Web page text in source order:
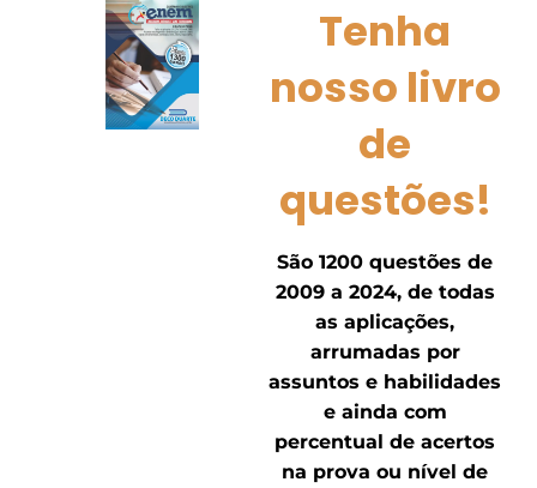
Tenha
nosso livro
de
questões!
São 1200 questões de
2009 a 2024, de todas
as aplicações,
arrumadas por
assuntos e habilidades
e ainda com
percentual de acertos
na prova ou nível de